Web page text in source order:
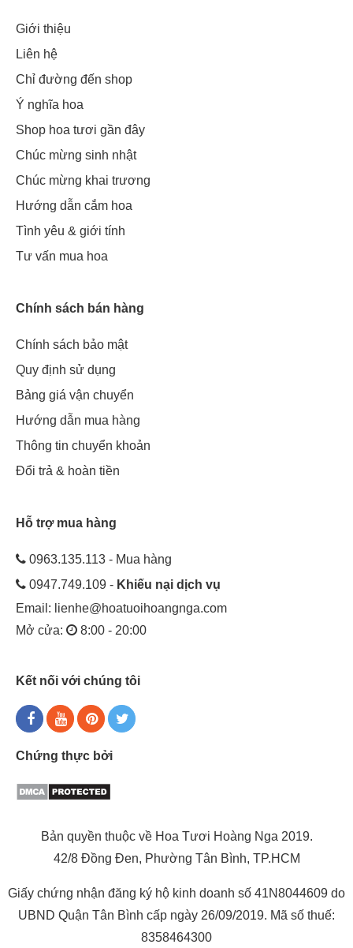
Giới thiệu
Liên hệ
Chỉ đường đến shop
Ý nghĩa hoa
Shop hoa tươi gần đây
Chúc mừng sinh nhật
Chúc mừng khai trương
Hướng dẫn cắm hoa
Tình yêu & giới tính
Tư vấn mua hoa
Chính sách bán hàng
Chính sách bảo mật
Quy định sử dụng
Bảng giá vận chuyển
Hướng dẫn mua hàng
Thông tin chuyển khoản
Đổi trả & hoàn tiền
Hỗ trợ mua hàng
0963.135.113 - Mua hàng
0947.749.109 - Khiếu nại dịch vụ
Email: lienhe@hoatuoihoangnga.com
Mở cửa:
8:00 - 20:00
Kết nối với chúng tôi
Chứng thực bởi
Bản quyền thuộc về Hoa Tươi Hoàng Nga 2019.
42/8 Đồng Đen, Phường Tân Bình, TP.HCM
Giấy chứng nhận đăng ký hộ kinh doanh số 41N8044609 do
UBND Quận Tân Bình cấp ngày 26/09/2019. Mã số thuế:
8358464300